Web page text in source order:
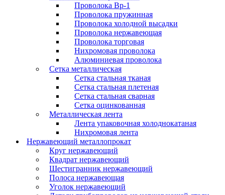
Проволока Вр-1
Проволока пружинная
Проволока холодной высадки
Проволока нержавеющая
Проволока торговая
Нихромовая проволока
Алюминиевая проволока
Сетка металлическая
Сетка стальная тканая
Сетка стальная плетеная
Сетка стальная сварная
Сетка оцинкованная
Металлическая лента
Лента упаковочная холоднокатаная
Нихромовая лента
Нержавеющий металлопрокат
Круг нержавеющий
Квадрат нержавеющий
Шестигранник нержавеющий
Полоса нержавеющая
Уголок нержавеющий